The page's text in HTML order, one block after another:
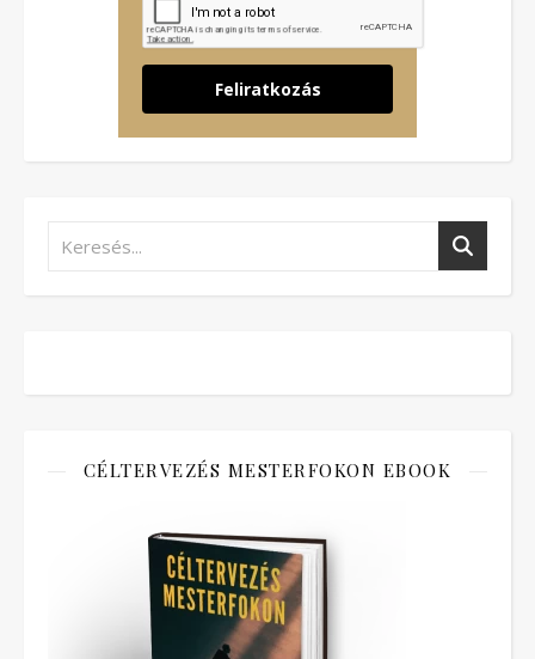
Feliratkozás
CÉLTERVEZÉS MESTERFOKON EBOOK